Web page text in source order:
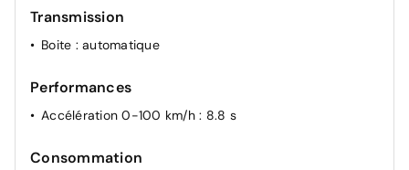
Transmission
Boite : automatique
Performances
Accélération 0-100 km/h : 8.8 s
Consommation